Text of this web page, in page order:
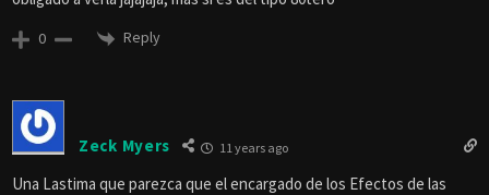
0 Reply
Zeck Myers 11 years ago
Una Lastima que parezca que el encargado de los Efectos de las